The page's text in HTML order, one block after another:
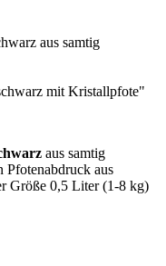
aus samtig
mit Kristallpfote"
aus samtig
Pfotenabdruck aus
Größe 0,5 Liter (1-8 kg)